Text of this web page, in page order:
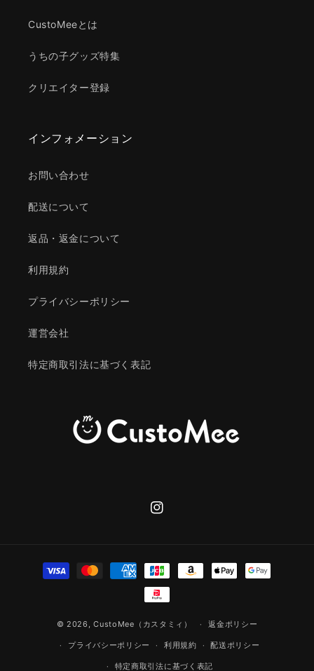
CustoMeeとは
うちの子グッズ特集
クリエイター登録
インフォメーション
お問い合わせ
配送について
返品・返金について
利用規約
プライバシーポリシー
運営会社
特定商取引法に基づく表記
Instagram
© 2026,CustoMee（カスタミィ） 返金ポリシー
プライバシーポリシー 利用規約 配送ポリシー
特定商取引法に基づく表記